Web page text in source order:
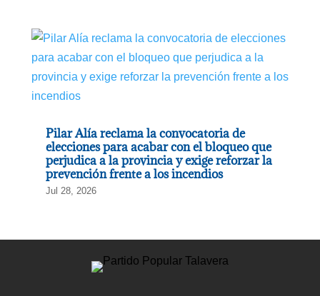
Pilar Alía reclama la convocatoria de
elecciones para acabar con el bloqueo que
perjudica a la provincia y exige reforzar la
prevención frente a los incendios
Jul 28, 2026